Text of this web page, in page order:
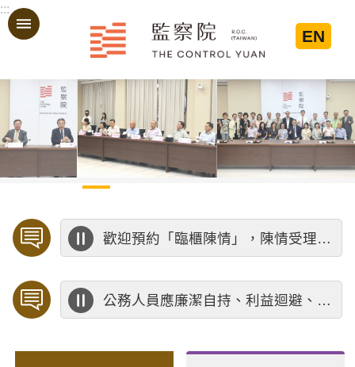
跳到主要內容區塊
:::
EN
歡迎預約「臨櫃陳情」，陳情受理中心將優先排定人員與您接談，釐清案情爭點後收案處理，以節省您的寶貴時間。
公務人員應廉潔自持、利益迴避、依法公正執行公務～考試院公務人員保障暨培訓委員會～